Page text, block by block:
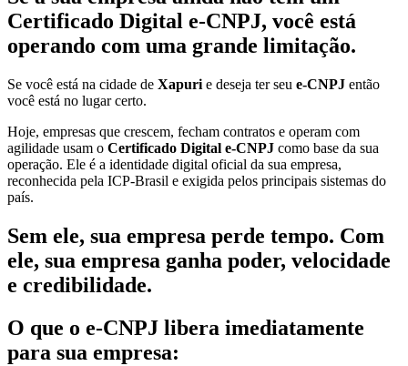
Certificado Digital e-CNPJ, você está
operando com uma grande limitação.
Se você está na cidade de Xapuri e deseja ter seu e-CNPJ então
você está no lugar certo.
Hoje, empresas que crescem, fecham contratos e operam com
agilidade usam o Certificado Digital e-CNPJ como base da sua
operação. Ele é a identidade digital oficial da sua empresa,
reconhecida pela ICP-Brasil e exigida pelos principais sistemas do
país.
Sem ele, sua empresa perde tempo. Com
ele, sua empresa ganha poder, velocidade
e credibilidade.
O que o e-CNPJ libera imediatamente
para sua empresa: